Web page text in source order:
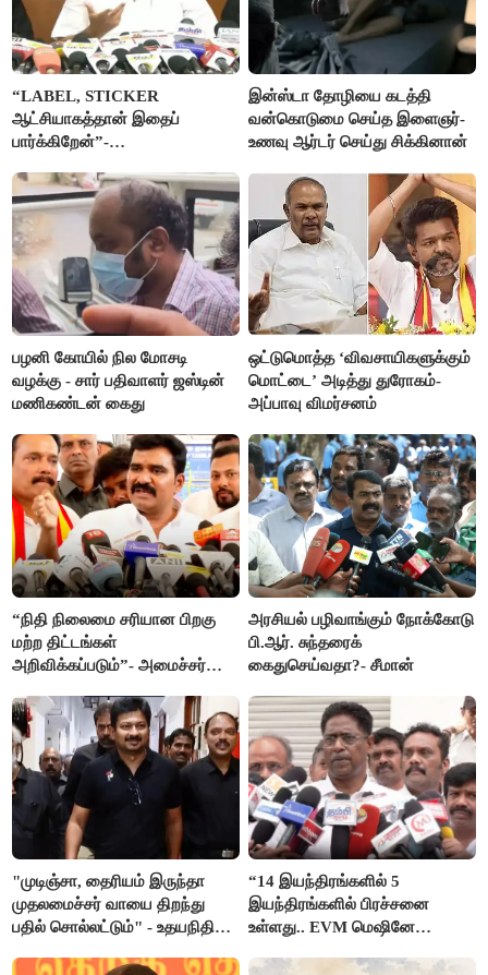
“LABEL, STICKER
ஆட்சியாகத்தான் இதைப்
பார்க்கிறேன்”-
இன்ஸ்டா தோழியை கடத்தி
வன்கொடுமை செய்த இளைஞர்-
உணவு ஆர்டர் செய்து சிக்கினான்
பழனி கோயில் நில மோசடி
வழக்கு - சார் பதிவாளர் ஜஸ்டின்
மணிகண்டன் கைது
ஒட்டுமொத்த ‘விவசாயிகளுக்கும்
மொட்டை’ அடித்து துரோகம்-
அப்பாவு விமர்சனம்
“நிதி நிலைமை சரியான பிறகு
மற்ற திட்டங்கள்
அறிவிக்கப்படும்”- அமைச்சர்
அரசியல் பழிவாங்கும் நோக்கோடு
பி.ஆர். சுந்தரைக்
கைதுசெய்வதா?- சீமான்
"முடிஞ்சா, தைரியம் இருந்தா
முதலமைச்சர் வாயை திறந்து
பதில் சொல்லட்டும்" - உதயநிதி
“14 இயந்திரங்களில் 5
இயந்திரங்களில் பிரச்சனை
உள்ளது.. EVM மெஷினே